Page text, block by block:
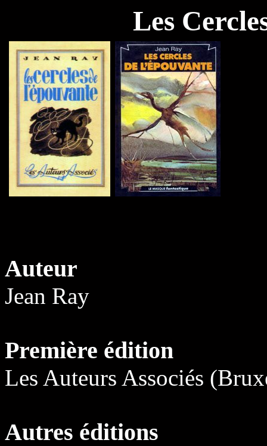
Les
Auteur
Jean Ray
Première édition
Les Auteurs Associés
Autres éditions